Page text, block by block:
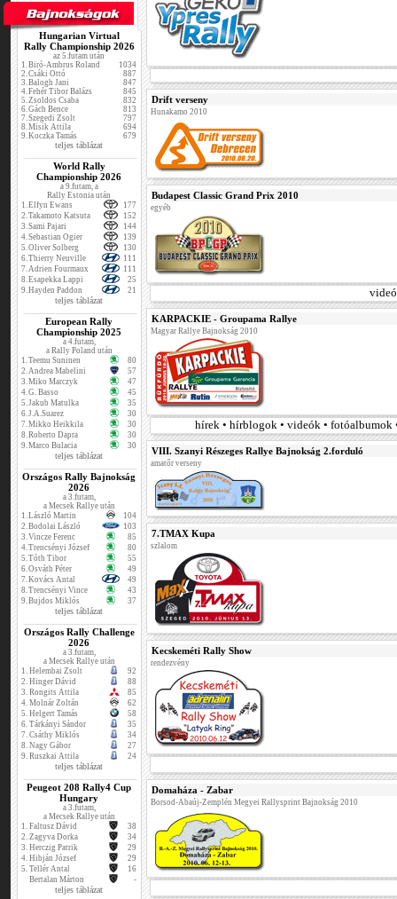
Hungarian Virtual
Rally Championship 2026
az 5.futam után
1.Biró-Ambrus Roland
1034
2.Csáki Ottó
887
3.Balogh Jani
847
4.Fehér Tibor Balázs
845
5.Zsoldos Csaba
832
6.Gách Bence
813
7.Szegedi Zsolt
797
8.Misik Attila
694
9.Koczka Tamás 679
teljes táblázat
World Rally
Championship 2026
a 9.futam, a
Rally Estonia után
1.Elfyn Ewans
177
2.Takamoto Katsuta
152
3.Sami Pajari
144
4.Sebastian Ogier
139
5.Oliver Solberg
130
6.Thierry Neuville
111
7.Adrien Fourmaux
111
8.Esapekka Lappi
25
9.Hayden Paddon 21
teljes táblázat
European Rally
Championship 2025
a 4.futam,
a Rally Poland után
1.Teemu Suninen
80
2.Andrea Mabelini
57
3.Miko Marczyk
47
4.G. Basso
45
5.Jakub Matulka
35
6.J.A.Suarez
30
7.Mikko Heikkila
30
8.Roberto Dapra
30
9.Marco Bulacia 30
teljes táblázat
Országos Rally Bajnokság
2026
a 3.futam,
a Mecsek Rallye után
1.László Martin
104
2.Bodolai László
103
3.Vincze Ferenc
85
4.Trencsényi József
80
5.Tóth Tibor
55
6.Osváth Péter
49
7.Kovács Antal
49
8.Trencsényi Vince
43
9.Bujdos Miklós 37
teljes táblázat
Országos Rally Challenge
2026
a 3.futam,
a Mecsek Rallye után
1. Helembai Zsolt
92
2. Hinger Dávid
88
3. Rongits Attila
85
4. Molnár Zoltán
62
5. Helgert Tamás
58
6. Tárkányi Sándor
35
7. Csáthy Miklós
34
8. Nagy Gábor
27
9. Ruszkai Attila 24
teljes táblázat
Peugeot 208 Rally4 Cup
Hungary
a 3.futam,
a Mecsek Rallye után
1. Faltusz Dávid
38
2. Zagyva Dorka
34
3. Herczig Patrik
29
4. Hibján József
29
5. Tellér Antal
16
Bertalan Márton
-
teljes táblázat
Drift verseny
Hunakamo 2010
Budapest Classic Grand Prix 2010
egyéb
KARPACKIE - Groupama Rallye
Magyar Rallye Bajnokság 2010
hírek • hírblogok • videók • fotóalbumok
VIII. Szanyi Részeges Rallye Bajnokság 2.forduló
amatőr verseny
7.TMAX Kupa
szlalom
Kecskeméti Rally Show
rendezvény
Domaháza - Zabar
Borsod-Abaúj-Zemplén Megyei Rallysprint Bajnokság 2010